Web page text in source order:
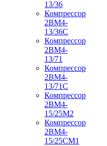
13/36
Компрессор
2ВМ4-
13/36С
Компрессор
2ВМ4-
13/71
Компрессор
2ВМ4-
13/71С
Компрессор
2ВМ4-
15/25М2
Компрессор
2ВМ4-
15/25СМ1